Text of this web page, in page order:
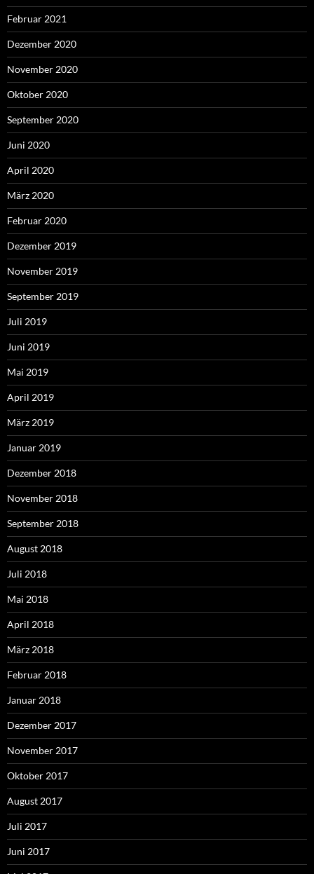
Februar 2021
Dezember 2020
November 2020
Oktober 2020
September 2020
Juni 2020
April 2020
März 2020
Februar 2020
Dezember 2019
November 2019
September 2019
Juli 2019
Juni 2019
Mai 2019
April 2019
März 2019
Januar 2019
Dezember 2018
November 2018
September 2018
August 2018
Juli 2018
Mai 2018
April 2018
März 2018
Februar 2018
Januar 2018
Dezember 2017
November 2017
Oktober 2017
August 2017
Juli 2017
Juni 2017